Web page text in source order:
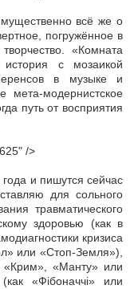
всё же о
погружённое в
«Комната
с мозаикой
в музыке и
мета-модернистское
путь от восприятия
/>
и пишутся сейчас
для сольного
травматического
здоровью (как в
кризиса
или «Стоп-Земля»),
«Крим», «Манту» или
«Фібоначчі» или